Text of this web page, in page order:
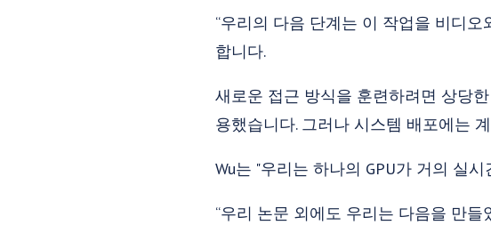
“우리의 다음 단계는 이 작업을 비디
합니다.
새로운 접근 방식을 훈련하려면 상당
용했습니다. 그러나 시스템 배포에는
Wu는 "우리는 하나의 GPU가 거의 실
“우리 논문 외에도 우리는 다음을 만들